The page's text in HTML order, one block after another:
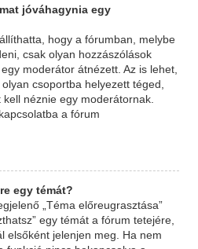
jóváhagynia egy
hogy a fórumban, melybe
csak olyan hozzászólások
moderátor átnézett. Az is lehet,
csoportba helyezett téged,
néznie egy moderátornak.
a fórum
egy témát?
„Téma előreugrasztása”
egy témát a fórum tetejére,
elsőként jelenjen meg. Ha nem